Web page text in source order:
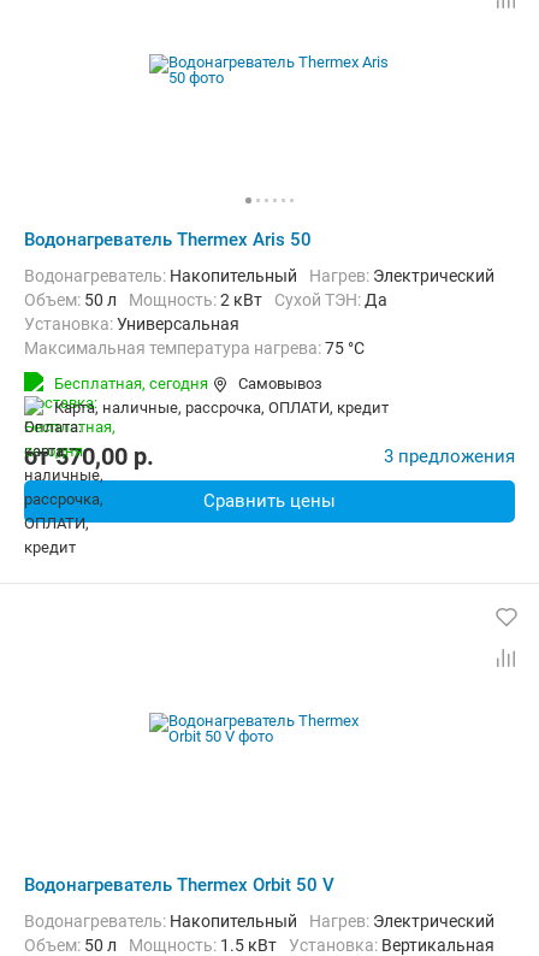
Водонагреватель Thermex Aris 50
Водонагреватель: Накопительный нагрев: Электрический
Объем: 50 л Мощность:2 кВт Сухой ТЭН: Да
Установка:Универсальная
Максимальная температура нагрева:75 °C
Дополнительно:
Бесплатная, сегодня
Самовывоз
карта, наличные, рассрочка, ОПЛАТИ, кредит
от570,00 p. 3 предложения
Сравнить цены
Водонагреватель Thermex Orbit 50 V
Водонагреватель: Накопительный нагрев: Электрический
Объем: 50 л Мощность: 1.5 кВт Установка: Вертикальная